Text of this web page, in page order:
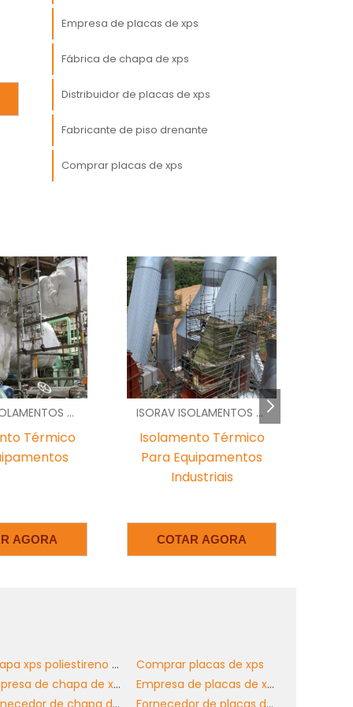
Empresa de placas de xps
Fábrica de chapa de xps
Distribuidor de placas de xps
Fabricante de piso drenante
Comprar placas de xps
ISORAV ISOLAMENTOS - SP
Térmico
AGORA
BETHEL ACESSIBILIDADE -
Preço De Piso Tátil
Pvc
COTAR AGORA
Chapa xps poliestireno extrudado
Comprar placas de xps
Empresa de chapa de xps
Empresa de placas de xps